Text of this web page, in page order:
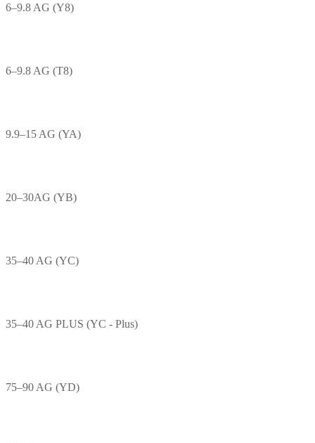
6–9.8 AG (Y8)
6–9.8 AG (T8)
9.9–15 AG (YA)
20–30AG (YB)
35–40 AG (YC)
35–40 AG PLUS (YC - Plus)
75–90 AG (YD)